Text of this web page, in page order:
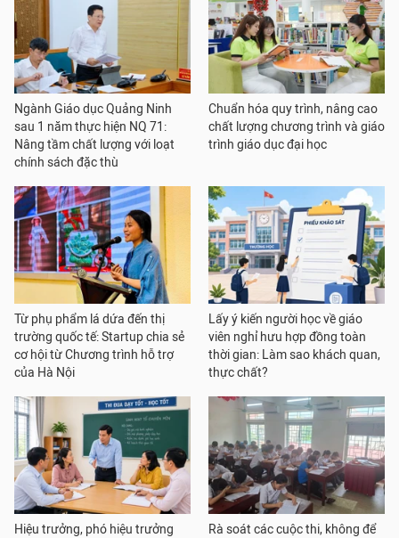
Ngành Giáo dục Quảng Ninh
sau 1 năm thực hiện NQ 71:
Nâng tầm chất lượng với loạt
chính sách đặc thù
Chuẩn hóa quy trình, nâng cao
chất lượng chương trình và giáo
trình giáo dục đại học
Từ phụ phẩm lá dứa đến thị
trường quốc tế: Startup chia sẻ
cơ hội từ Chương trình hỗ trợ
của Hà Nội
Lấy ý kiến người học về giáo
viên nghỉ hưu hợp đồng toàn
thời gian: Làm sao khách quan,
thực chất?
Hiệu trưởng, phó hiệu trưởng
Rà soát các cuộc thi, không để